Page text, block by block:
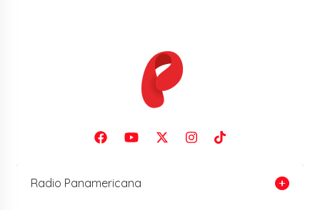
Radio Panamericana